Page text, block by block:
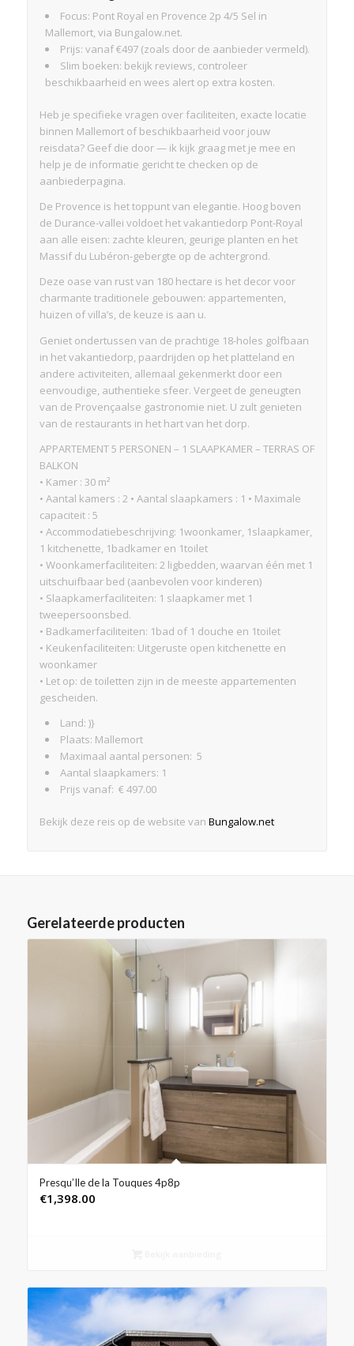
Focus: Pont Royal en Provence 2p 4/5 Sel in
Mallemort, via Bungalow.net.
Prijs: vanaf €497 (zoals door de aanbieder vermeld).
Slim boeken: bekijk reviews, controleer
beschikbaarheid en wees alert op extra kosten.
Heb je specifieke vragen over faciliteiten, exacte locatie
binnen Mallemort of beschikbaarheid voor jouw
reisdata? Geef die door — ik kijk graag met je mee en
help je de informatie gericht te checken op de
aanbiederpagina.
De Provence is het toppunt van elegantie. Hoog boven
de Durance-vallei voldoet het vakantiedorp Pont-Royal
aan alle eisen: zachte kleuren, geurige planten en het
Massif du Lubéron-gebergte op de achtergrond.
Deze oase van rust van 180 hectare is het decor voor
charmante traditionele gebouwen: appartementen,
huizen of villa’s, de keuze is aan u.
Geniet ondertussen van de prachtige 18-holes golfbaan
in het vakantiedorp, paardrijden op het platteland en
andere activiteiten, allemaal gekenmerkt door een
eenvoudige, authentieke sfeer. Vergeet de geneugten
van de Provençaalse gastronomie niet. U zult genieten
van de restaurants in het hart van het dorp.
APPARTEMENT 5 PERSONEN – 1 SLAAPKAMER – TERRAS OF
BALKON
• Kamer : 30 m²
• Aantal kamers : 2 • Aantal slaapkamers : 1 • Maximale
capaciteit : 5
• Accommodatiebeschrijving: 1woonkamer, 1slaapkamer,
1 kitchenette, 1badkamer en 1toilet
• Woonkamerfaciliteiten: 2 ligbedden, waarvan één met 1
uitschuifbaar bed (aanbevolen voor kinderen)
• Slaapkamerfaciliteiten: 1 slaapkamer met 1
tweepersoonsbed.
• Badkamerfaciliteiten: 1bad of 1 douche en 1toilet
• Keukenfaciliteiten: Uitgeruste open kitchenette en
woonkamer
• Let op: de toiletten zijn in de meeste appartementen
gescheiden.
Land: )}
Plaats: Mallemort
Maximaal aantal personen: 5
Aantal slaapkamers: 1
Prijs vanaf: € 497.00
Bekijk deze reis op de website van Bungalow.net
Gerelateerde producten
Presqu’Ile de la Touques 4p8p
€1,398.00